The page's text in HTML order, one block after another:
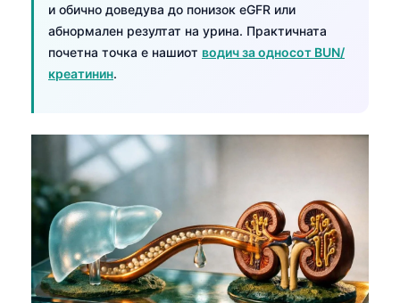
и обично доведува до понизок eGFR или
абнормален резултат на урина. Практичната
почетна точка е нашиот водич за односот BUN/
креатинин.